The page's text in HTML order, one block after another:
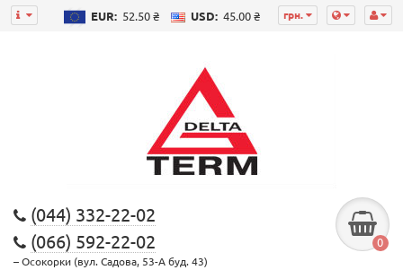
грн.
EUR: 52.50 ₴ USD: 45.00 ₴
(044) 332-22-02
(066) 592-22-02
– Осокорки (вул. Садова, 53-А буд. 43)
0